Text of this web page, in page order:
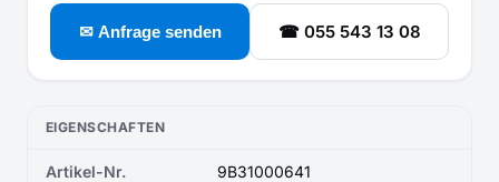
✉ Anfrage senden ☎ 055 543 13 08
EIGENSCHAFTEN
Artikel-Nr. 9B31000641